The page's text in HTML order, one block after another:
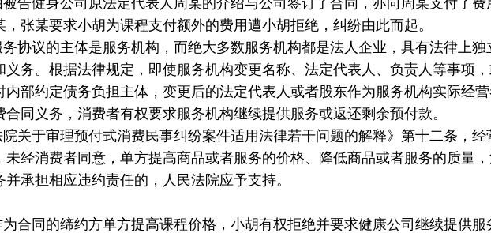
告健身公司原法定代表人周某的介绍与公司签订了合同，亦向周某支付了费
张某要求小胡为课程支付额外的费用遭小胡拒绝，纠纷由此而起。
协议的主体是服务机构，而绝大多数服务机构都是法人企业，具有法律上独
务。根据法律规定，即使服务机构变更名称、法定代表人、负责人等事项
部约定债务负担主体，变更后的法定代表人或者股东作为服务机构实际经
同义务，消费者有权要求服务机构继续提供服务或返还剩余预付款。
关于审理预付式消费民事纠纷案件适用法律若干问题的解释》第十二条，经
经消费者同意，单方提高商品或者服务的价格、降低商品或者服务的质量
承担相应违约责任的，人民法院应予支持。
合同的缔约方单方提高课程价格，小胡有权拒绝并要求健康公司继续提供服